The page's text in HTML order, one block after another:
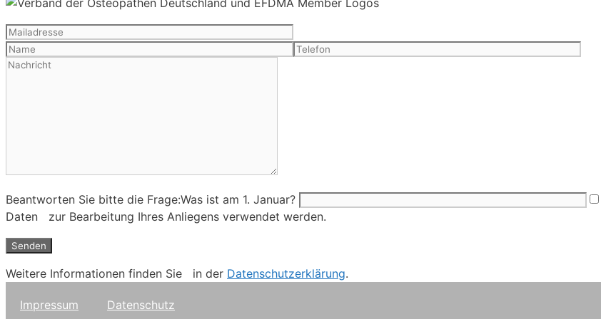
Beantworten Sie bitte die Frage:Was ist am 1. Januar?
Daten zur Bearbeitung Ihres Anliegens verwendet werden.
Weitere Informationen finden Sie in der Datenschutzerklärung.
Impressum Datenschutz